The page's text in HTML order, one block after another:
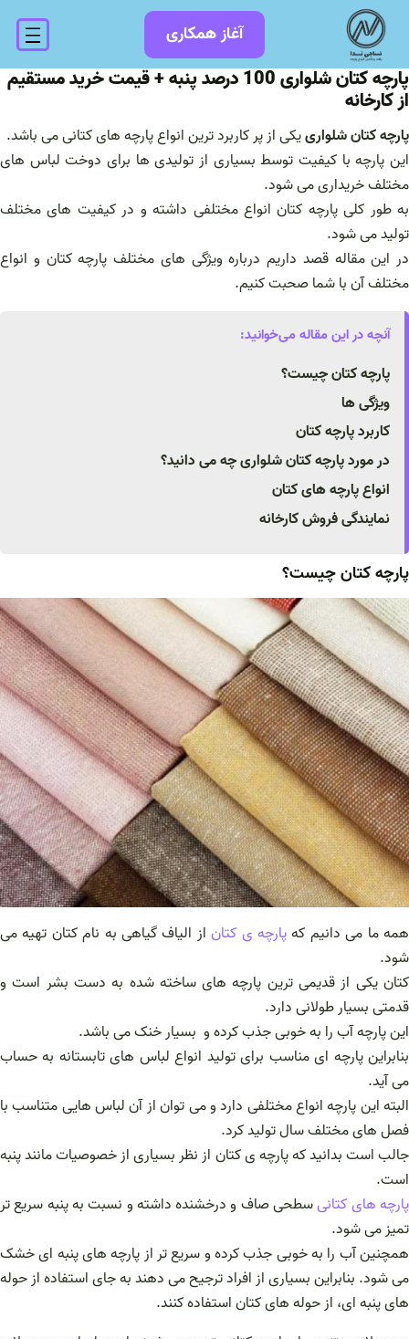
محتوا
آغاز همکاری
پارچه کتان شلواری 100 درصد پنبه + قیمت خرید مستقیم
از کارخانه
پارچه کتان شلوارییکی از پر کاربرد ترین انواع پارچه های کتانی می باشد.
این پارچه با کیفیت توسط بسیاری از تولیدی ها برای دوخت لباس های
مختلف خریداری می شود.
به طور کلی پارچه کتان انواع مختلفی داشته و در کیفیت های مختلف
تولید می شود.
در این مقاله قصد داریم درباره ویژگی های مختلف پارچه کتان و انواع
مختلف آن با شما صحبت کنیم.
آنچه در این مقاله می‌خوانید:
پارچه کتان چیست؟
ویژگی ها
کاربرد پارچه کتان
در مورد پارچه کتان شلواری چه می دانید؟
انواع پارچه های کتان
نمایندگی فروش کارخانه
پارچه کتان چیست؟
همه ما می دانیم کهپارچه ی کتاناز الیاف گیاهی به نام کتان تهیه می‌
شود.
کتان یکی از قدیمی ترین پارچه های ساخته شده به دست بشر است و
قدمتی بسیار طولانی دارد.
این پارچه آب را به خوبی جذب کرده و بسیار خنک می باشد.
بنابراین پارچه ای مناسب برای تولید انواع لباس های تابستانه به حساب
می آید.
البته این پارچه انواع مختلفی دارد و می توان از آن لباس هایی متناسب با
فصل های مختلف سال تولید کرد.
جالب است بدانید که پارچه ی کتان از نظر بسیاری از خصوصیات مانند پنبه
است.
پارچه های کتانیسطحی صاف و درخشنده داشته و نسبت به پنبه سریع تر
تمیز می شود.
همچنین آب را به خوبی جذب کرده و سریع تر از پارچه های پنبه ای خشک
می شود. بنابراین بسیاری از افراد ترجیح می دهند به جای استفاده از حوله
های پنبه ای، از حوله های کتان استفاده کنند.